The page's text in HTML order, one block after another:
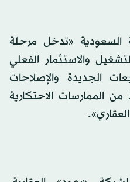
السعودية «تدخل مرحلة
والاستثمار الفعلي
الجديدة والإصلاحات
من الممارسات الاحتكارية